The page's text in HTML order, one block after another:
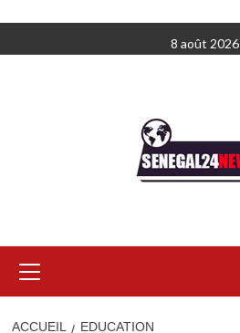
au
8 août 2026
principal
ACCUEIL EDUCATION